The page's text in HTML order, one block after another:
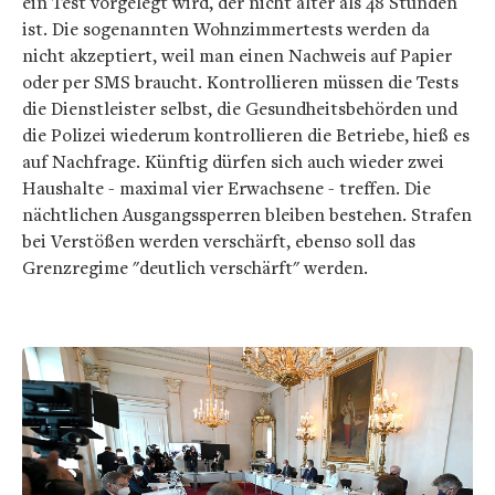
ist. Die sogenannten Wohnzimmertests werden da
nicht akzeptiert, weil man einen Nachweis auf Papier
oder per SMS braucht. Kontrollieren müssen die Tests
die Dienstleister selbst, die Gesundheitsbehörden und
die Polizei wiederum kontrollieren die Betriebe, hieß es
auf Nachfrage. Künftig dürfen sich auch wieder zwei
Haushalte - maximal vier Erwachsene - treffen. Die
nächtlichen Ausgangssperren bleiben bestehen. Strafen
bei Verstößen werden verschärft, ebenso soll das
Grenzregime "deutlich verschärft" werden.